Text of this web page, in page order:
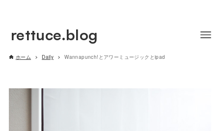
rettuce.blog
ホーム Daily Wannapunch!とアワーミュージックとipad